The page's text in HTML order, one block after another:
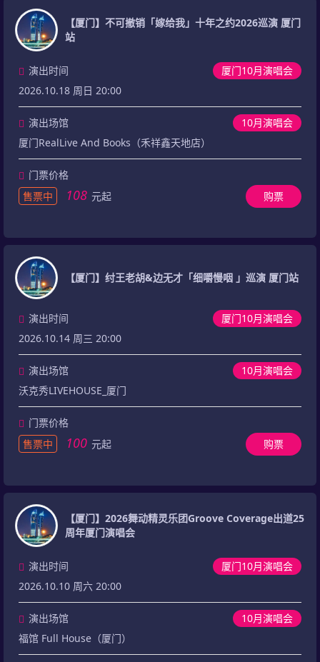
【厦门】不可撤销「嫁给我」十年之约2026巡演 厦门
站
厦门10月演唱会
演出时间
2026.10.18 周日 20:00
10月演唱会
演出场馆
厦门RealLive And Books（禾祥鑫天地店）
门票价格
售票中
108 元起 购票
【厦门】纣王老胡&边无才「细嚼慢咽 」巡演 厦门站
厦门10月演唱会
演出时间
2026.10.14 周三 20:00
10月演唱会
演出场馆
沃克秀LIVEHOUSE_厦门
门票价格
售票中
100 元起 购票
【厦门】2026舞动精灵乐团Groove Coverage出道25
周年厦门演唱会
厦门10月演唱会
演出时间
2026.10.10 周六 20:00
10月演唱会
演出场馆
福馆 Full House（厦门）